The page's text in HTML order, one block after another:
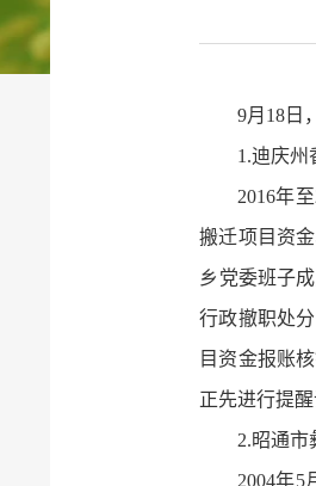
9月18日
1.迪庆州
2016年
搬迁项目资
乡党委班子
行政撤职处
目资金报账
正先进行提醒
2.昭通市
2004年5